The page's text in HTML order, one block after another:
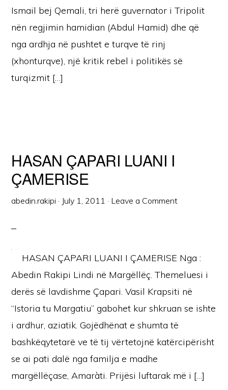
Ismail bej Qemali, tri herë guvernator i Tripolit
nën regjimin hamidian (Abdul Hamid) dhe që
nga ardhja në pushtet e turqve të rinj
(xhonturqve), një kritik rebel i politikës së
turqizmit […]
HASAN ÇAPARI LUANI I
ÇAMERISE
abedin.rakipi · July 1, 2011 · Leave a Comment
HASAN ÇAPARI LUANI I ÇAMERISE Nga :
Abedin Rakipi Lindi në Margëllëç. Themeluesi i
derës së lavdishme Çapari. Vasil Krapsiti në
“Istoria tu Margatiu” gabohet kur shkruan se ishte
i ardhur, aziatik. Gojëdhënat e shumta të
bashkëqytetarë ve të tij vërtetojnë katërcipërisht
se ai pati dalë nga familja e madhe
margëllëçase, Amaràti. Prijësi luftarak më i […]